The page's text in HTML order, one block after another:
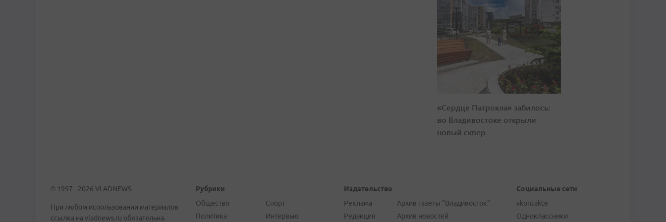
«Сердце Патрокла» забилось:
во Владивостоке открыли
новый сквер
© 1997 - 2026 VLADNEWS
При любом использовании материалов
ссылка на vladnews.ru обязательна.
Рубрики
Общество
Политика
Спорт
Интервью
Издательство
Реклама
Редакция
Архив газеты "Владивосток"
Архив новостей
Социальные сети
vkontakte
Одноклассники